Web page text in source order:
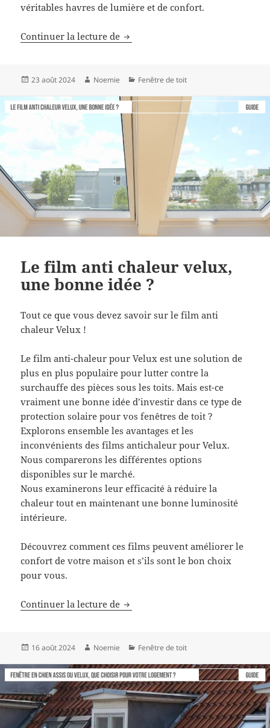
véritables havres de lumière et de confort.
Continuer la lecture de La fenêtre faible pente Velux, le
Publié
23 août 2024 Auteur
Noemie Catégories
Fenêtre de toit
Le film anti chaleur velux,
une bonne idée ?
Tout ce que vous devez savoir sur le film anti
chaleur Velux !
Le film anti-chaleur pour Velux est une solution de
plus en plus populaire pour lutter contre la
surchauffe des pièces sous les toits. Mais est-ce
vraiment une bonne idée d’investir dans ce type de
protection solaire pour vos fenêtres de toit ?
Explorons ensemble les avantages et les
inconvénients des films antichaleur pour Velux.
Nous comparerons les différentes options
disponibles sur le marché.
Nous examinerons leur efficacité à réduire la
chaleur tout en maintenant une bonne luminosité
intérieure.
Découvrez comment ces films peuvent améliorer le
confort de votre maison et s’ils sont le bon choix
pour vous.
Continuer la lecture de Le film anti chaleur velux, une
Publié
16 août 2024 Auteur
Noemie Catégories
Fenêtre de toit